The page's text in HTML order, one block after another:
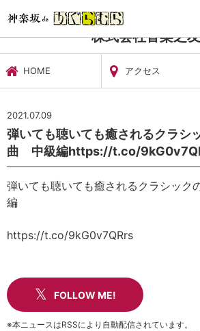
文化施設・ギャラリー
株式会社音楽之
HOME アクセス
2021.07.09
弾いても聴いても癒されるクラシ
曲 中級編https://t.co/
弾いても聴いても癒されるクラシッ
編
https://t.co/9kG0v7QRrs
FOLLOW ME!
※本ニュースはRSSにより自動配信されています。